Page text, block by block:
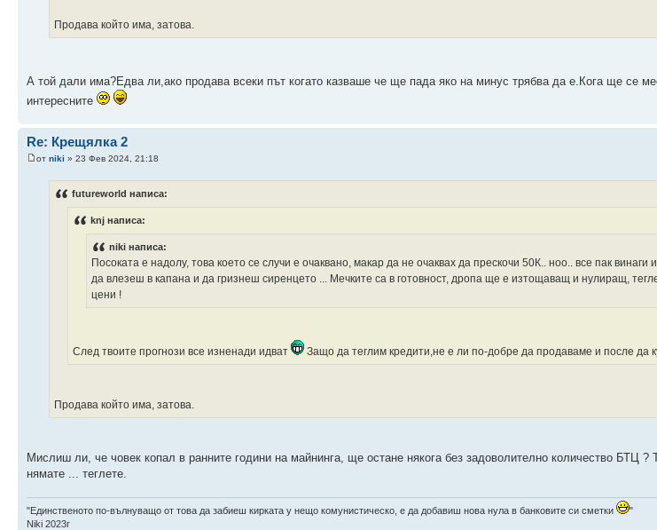
Продава който има, затова.
А той дали има?Едва ли,ако продава всеки път когато казваше че ще пада яко на минус трябва да е.Кога ще се
интересните
Re: Крещялка 2
от niki » 23 Фев 2024, 21:18
futureworld написа:
knj написа:
niki написа:
Посоката е надолу, това което се случи е очаквано, макар да не очаквах да прескочи 50К.. ноо.. все пак
да влезеш в капана и да гризнеш сиренцето ... Мечките са в готовност, дропа ще е изтощаващ и нулиращ,
цени !
След твоите прогнози все изненади идват Защо да теглим кредити,не е ли по-добре да продаваме и после да
Продава който има, затова.
Мислиш ли, че човек копал в ранните години на майнинга, ще остане някога без задоволително количество БТЦ ?
нямате ... теглете.
"Единственото по-вълнуващо от това да забиеш кирката у нещо комунистическо, е да добавиш нова нула в банковите си сметки
"
Niki 2023г